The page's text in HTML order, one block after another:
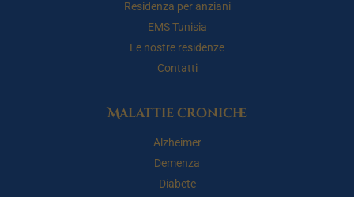
Residenza per anziani
EMS Tunisia
Le nostre residenze
Contatti
Malattie croniche
Alzheimer
Demenza
Diabete